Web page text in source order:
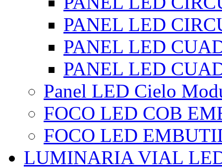
PANEL LED
PANEL LED
PANEL LED
Panel LED Cielo
FOCO LED COB
FOCO LED
LUMINARIA VIAL